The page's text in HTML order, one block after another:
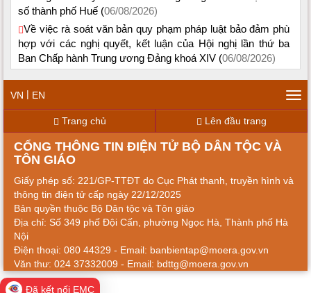
số thành phố Huế (06/08/2026)
Về việc rà soát văn bản quy phạm pháp luật bảo đảm phù
hợp với các nghị quyết, kết luận của Hội nghị lần thứ ba
Ban Chấp hành Trung ương Đảng khoá XIV (06/08/2026)
VN | EN
Trang chủ
Lên đầu trang
CỔNG THÔNG TIN ĐIỆN TỬ BỘ DÂN TỘC VÀ
TÔN GIÁO
Giấy phép số: 221/GP-TTĐT do Cục Phát thanh, truyền hình và
thông tin điện tử cấp ngày 22/12/2025
Bản quyền thuộc Bộ Dân tộc và Tôn giáo
Địa chỉ: Số 349 phố Đội Cấn, phường Ngọc Hà, Thành phố Hà
Nội
Điện thoại: 080 44329 - Email: banbientap@moera.gov.vn
Văn thư: 024 37332009 - Email: bdttg@moera.gov.vn
Đã kết nối EMC